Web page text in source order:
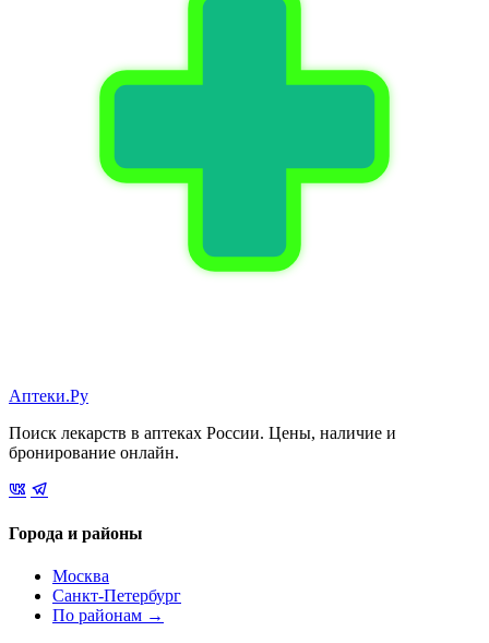
Аптеки.Ру
Поиск лекарств в аптеках России. Цены, наличие и
бронирование онлайн.
Города и районы
Москва
Санкт-Петербург
По районам →